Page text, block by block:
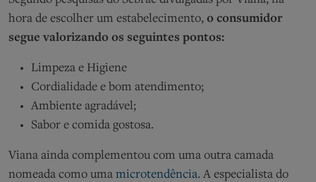
hora de escolher um estabelecimento, o consumidor
segue valorizando os seguintes pontos:
Limpeza e Higiene
Cordialidade e bom atendimento;
Ambiente agradável;
Sabor e comida gostosa.
Viana ainda complementou com uma outra camada
nomeada como uma microtendência. A especialista do